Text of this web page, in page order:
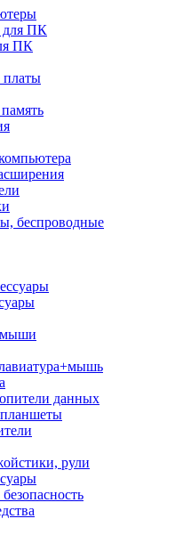
ПК
платы
беспроводные
мыши
данных
рули